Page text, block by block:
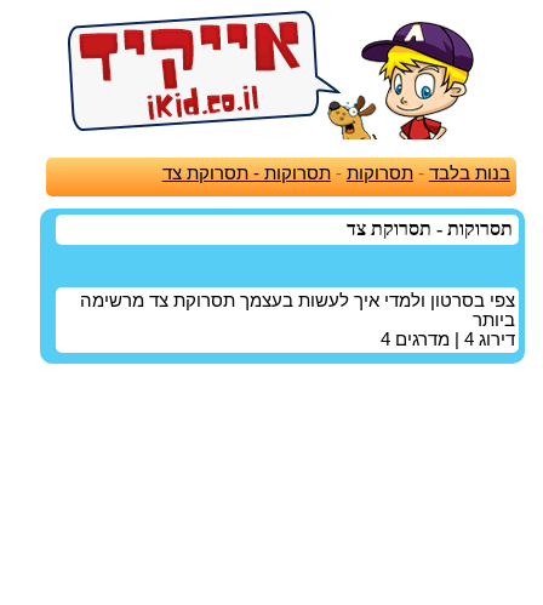
בנות בלבד -תסרוקות -תסרוקות - תסרוקת צד
תסרוקות - תסרוקת צד
צפי בסרטון ולמדי איך לעשות בעצמך תסרוקת צד מרשימה
ביותר
דירוג 4 | מדרגים 4